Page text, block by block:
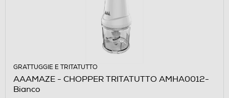
GRATTUGGIE E TRITATUTTO
AAAMAZE - CHOPPER TRITATUTTO AMHA0012-
Bianco